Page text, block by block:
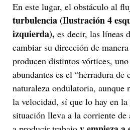
En este lugar, el obstáculo al
turbulencia(Ilustración 4
izquierda), es decir, las líneas
cambiar su dirección de
producen distintos vórtices,
abundantes es el “herradura de
naturaleza ondulatoria, aunque
la velocidad, sí que lo hay en
situación lleva a la corriente